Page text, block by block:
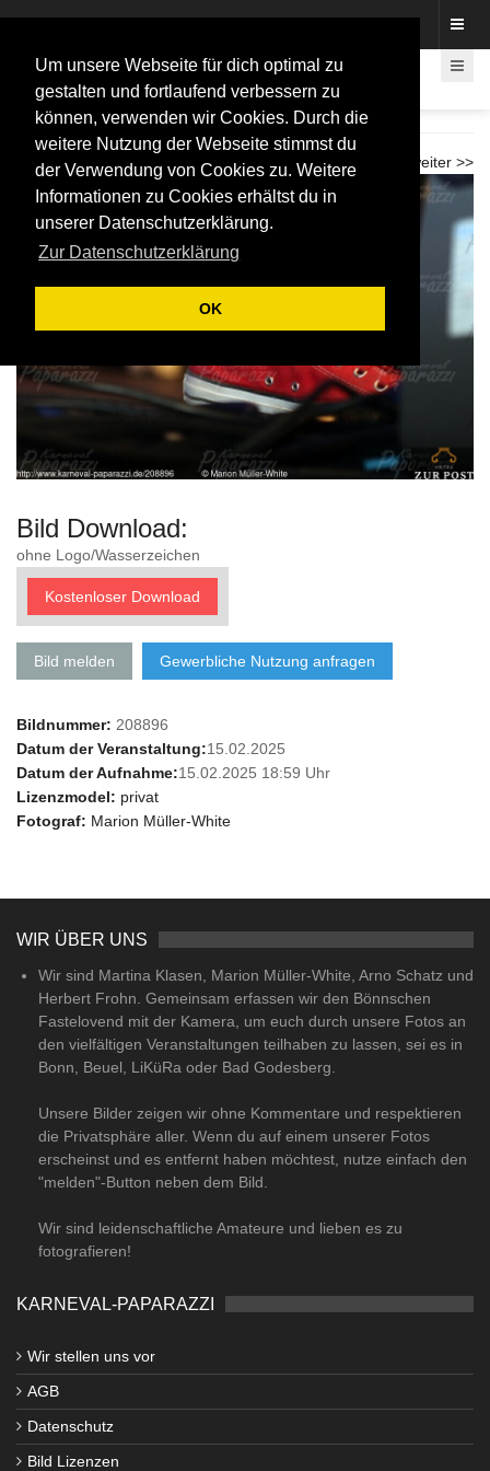
Um unsere Webseite für dich optimal zu
gestalten und fortlaufend verbessern zu
können, verwenden wir Cookies. Durch die
weitere Nutzung der Webseite stimmst du
der Verwendung von Cookies zu. Weitere
Informationen zu Cookies erhältst du in
unserer Datenschutzerklärung.
Zur Datenschutzerklärung
OK
Bonn steht Kopp 2025 - Sa -
weiter >>
<< zurück
Bild Download:
ohne Logo/Wasserzeichen
Kostenloser Download
Bild melden Gewerbliche Nutzung anfragen
Bildnummer: 208896
Datum der Veranstaltung:15.02.2025
Datum der Aufnahme:15.02.2025 18:59 Uhr
Lizenzmodel: privat
Fotograf: Marion Müller-White
WIR ÜBER UNS
Wir sind Martina Klasen, Marion Müller-White, Arno Schatz und
Herbert Frohn. Gemeinsam erfassen wir den Bönnschen
Fastelovend mit der Kamera, um euch durch unsere Fotos an
den vielfältigen Veranstaltungen teilhaben zu lassen, sei es in
Bonn, Beuel, LiKüRa oder Bad Godesberg.
Unsere Bilder zeigen wir ohne Kommentare und respektieren
die Privatsphäre aller. Wenn du auf einem unserer Fotos
erscheinst und es entfernt haben möchtest, nutze einfach den
"melden"-Button neben dem Bild.
Wir sind leidenschaftliche Amateure und lieben es zu
fotografieren!
KARNEVAL-PAPARAZZI
Wir stellen uns vor
AGB
Datenschutz
Bild Lizenzen